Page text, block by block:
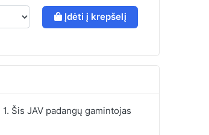
Įdėti į krepšelį
Šis JAV padangų gamintojas